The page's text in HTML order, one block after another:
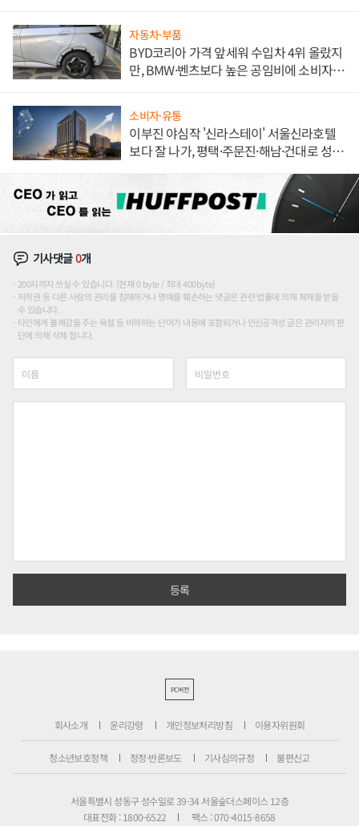
자동차·부품
BYD코리아 가격 앞세워 수입차 4위 올랐지
만, BMW·벤츠보다 높은 공임비에 소비자
소비자·유통
이부진 야심작 '신라스테이' 서울신라호텔
보다 잘 나가, 평택·주문진·해남·건대로 성
기사댓글0개
200자까지 쓰실 수 있습니다. (현재 0 byte / 최대 400byte)
저작권 등 다른 사람의 권리를 침해하거나 명예를 훼손하는 댓글은 관련 법률에 의해 제재를 받을
수 있습니다.
타인에게 불쾌감을 주는 욕설 등 비하하는 단어가 내용에 포함되거나 인신공격성 글은 관리자의 판
단에 의해 삭제 합니다.
PC버전
회사소개 윤리강령 개인정보처리방침 이용자위원회
청소년보호정책 정정·반론보도 기사심의규정 불편신고
서울특별시 성동구 성수일로 39-34 서울숲더스페이스 12층
대표전화 : 1800-6522
팩스 : 070-4015-8658